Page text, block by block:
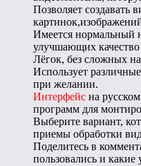
Позволяет создавать
Имеется нормальный
улучшающих качество
Лёгок, без сложных
Использует
при желании.
Интерфейс на
программ для
Выберите вариант,
приемы обработки
Поделитесь в
пользовались и